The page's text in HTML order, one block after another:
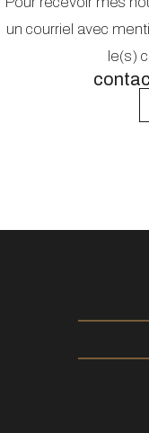
un courriel avec
le(s)